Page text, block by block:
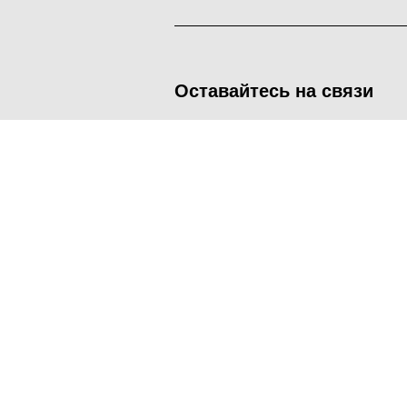
Оставайтесь на связи